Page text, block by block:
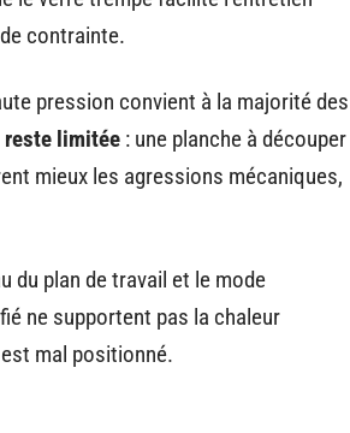
contrainte.
pression convient à la majorité des
reste limitée : une planche à découper
mieux les agressions mécaniques,
du plan de travail et le mode
ne supportent pas la chaleur
mal positionné.